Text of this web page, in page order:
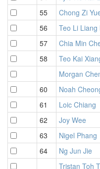
55
Chong Zi
56
Teo Li Liang
57
Chia Min
58
Teo Kai
Morgan
60
Noah
61
Loic Chiang
62
Joy Wee
63
Nigel Phang
64
Ng Jun Jie
Tristan Toh